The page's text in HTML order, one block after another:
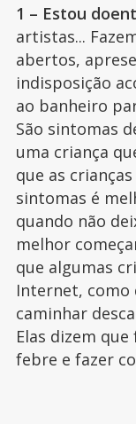
1 – Estou
artistas...
abertos,
indisposição
ao banheiro
São sintomas
uma criança
que as
sintomas é
quando não
melhor
que algumas
Internet, como
caminhar
Elas dizem
febre e fazer